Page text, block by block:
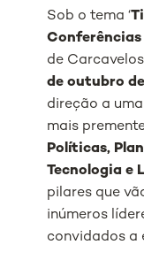
Sob o tema ‘
de
de outubro
direção a
mais
Políticas,
Tecnologia e
pilares que
inúmeros
convidados a